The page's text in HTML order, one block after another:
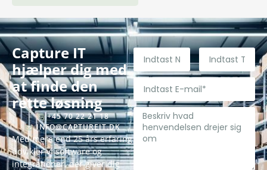
Capture IT
hjælper dig med
at finde den
rette løsning
+45 70 22 21 18
INFO@CAPTUREIT.DK
Med mere end 25 års erfaring
udvikler vi software og
integrationer, der giver dig